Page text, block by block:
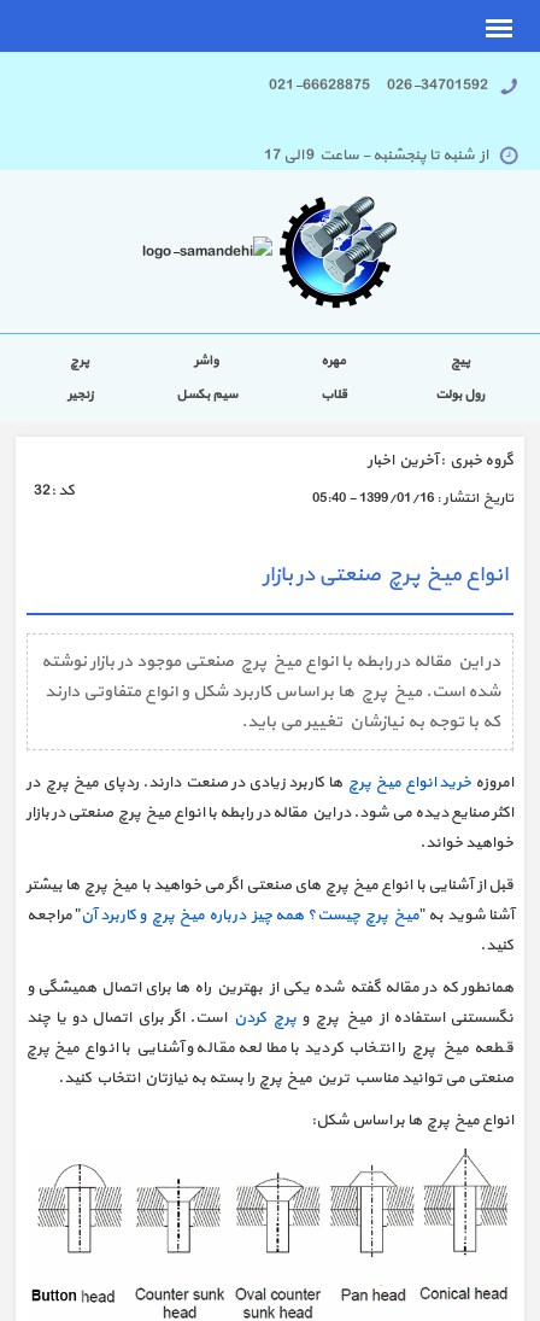
026-34701592 021-66628875
از شنبه تا پنجشنبه - ساعت 9 الی 17
پیچ مهره واشر
پرچ
رول بولت
قلاب سیم بکسل زنجیر
گروه خبري :آخرین اخبار
تاريخ انتشار : 1399/01/16 - 05:40 كد :32
انواع میخ پرچ صنعتی در بازار
در این مقاله در رابطه با انواع میخ پرچ صنعتی موجود در بازار نوشته
شده است. میخ پرچ ها بر اساس کاربرد شکل و انواع متفاوتی دارند
که با توجه به نیازشان تغییر می باید.
امروزه خرید انواع میخ پرچ ها کاربرد زیادی در صنعت دارند. ردپای میخ پرچ در
اکثر صنایع دیده می شود. در این مقاله در رابطه با انواع میخ پرچ صنعتی در بازار
خواهید خواند.
قبل از آشنایی با انواع میخ پرچ های صنعتی اگر می خواهید با میخ پرچ ها بیشتر
آشنا شوید به "میخ پرچ چیست؟ همه چیز درباره میخ پرچ و کاربرد آن" مراجعه
کنید.
همانطور که در مقاله گفته شده یکی از بهترین راه ها برای اتصال همیشگی و
نگسستنی استفاده از میخ پرچ و پرچ کردن است. اگر برای اتصال دو یا چند
قطعه میخ پرچ را انتخاب کردید با مطالعه مقاله و آشنایی با انواع میخ پرچ
صنعتی می توانید مناسب ترین میخ پرچ را بسته به نیازتان انتخاب کنید.
انواع میخ پرچ ها بر اساس شکل: